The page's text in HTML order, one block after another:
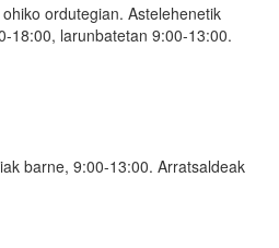
ordutegian. Astelehenetik
18:00, larunbatetan 9:00-13:00.
barne, 9:00-13:00. Arratsaldeak